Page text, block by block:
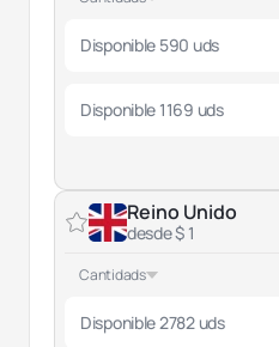
Disponible 590 uds
Disponible 1169 uds
Reino Unido
desde $ 1
Cantidads
Disponible 2782 uds